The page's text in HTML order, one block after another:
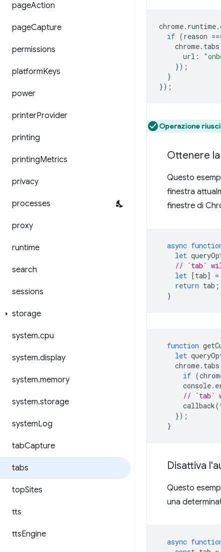
pageAction
pageCapture
permissions
platformKeys
power
printerProvider
printing
printingMetrics
privacy
processes
proxy
runtime
search
sessions
storage
system.cpu
system.display
system.memory
system.storage
systemLog
tabCapture
tabs
topSites
tts
ttsEngine
chrome. runtime.
if (reason
chrome. tabs
url :
});
}
});
Operazione
Ottenere
Questo
finestra
finestre di
async
let
// `tab`
let [tab] =
return tab ;
}
function
let
chrome. tabs
if (
console.
// `tab`
callback(
});
}
Disattiva
Questo
una
async